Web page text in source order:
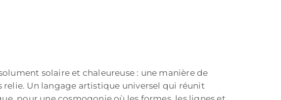
solaire et chaleureuse : une manière de
relie. Un langage artistique universel qui réunit